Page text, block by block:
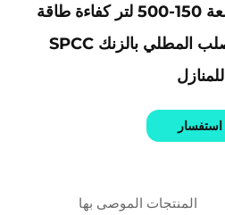
تعمل بالتيار المتردد سعة 150-500 لتر كفاءة طاقة
خزان داخلي من الصلب المطلي بالزنك SPCC
للمنازل
استفسار
المنتجات الموصى بها